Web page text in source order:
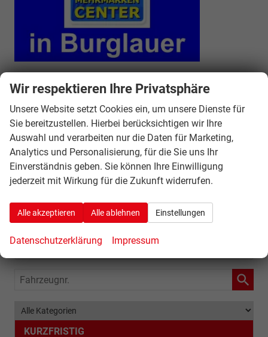
Fahrzeugnr.
KURZFRISTIG
Wir respektieren Ihre Privatsphäre
Unsere Website setzt Cookies ein, um unsere Dienste für
Sie bereitzustellen. Hierbei berücksichtigen wir Ihre
Auswahl und verarbeiten nur die Daten für Marketing,
Analytics und Personalisierung, für die Sie uns Ihr
Einverständnis geben. Sie können Ihre Einwilligung
jederzeit mit Wirkung für die Zukunft widerrufen.
Alle akzeptieren Alle ablehnen Einstellungen
Datenschutzerklärung Impressum